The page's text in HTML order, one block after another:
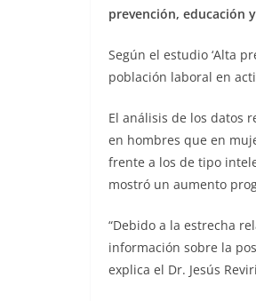
prevención, educación
Según el estudio ‘Alta
población laboral en
El análisis de los datos
en hombres que en
frente a los de tipo
mostró un aumento
“Debido a la estrecha
información sobre la
explica el Dr. Jesús